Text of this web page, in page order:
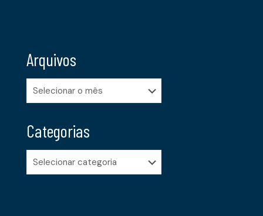
Arquivos
Arquivos
Categorias
Categorias